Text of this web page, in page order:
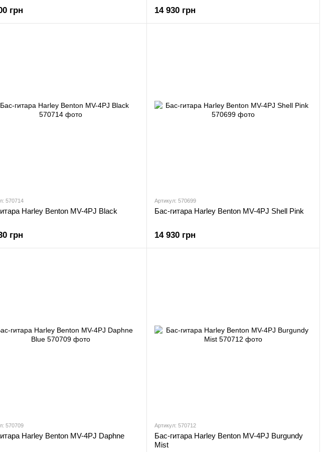
грн 14 930 грн
570714
Harley Benton MV-4PJ Black
грн
Артикул: 570699
Бас-гитара Harley Benton MV-4PJ Shell Pink
14 930 грн
570709
Harley Benton MV-4PJ Daphne
Артикул: 570712
Бас-гитара Harley Benton MV-4PJ Burgundy
Mist